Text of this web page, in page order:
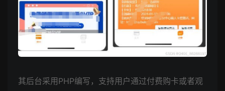
其后台采用PHP编写，支持用户通过付费购卡或者观